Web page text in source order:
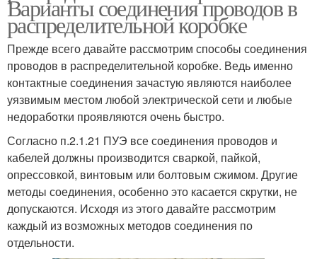
Варианты соединения проводов в
распределительной коробке
Прежде всего давайте рассмотрим способы соединения
проводов в распределительной коробке. Ведь именно
контактные соединения зачастую являются наиболее
уязвимым местом любой электрической сети и любые
недоработки проявляются очень быстро.
Согласно п.2.1.21 ПУЭ все соединения проводов и
кабелей должны производится сваркой, пайкой,
опрессовкой, винтовым или болтовым сжимом. Другие
методы соединения, особенно это касается скрутки, не
допускаются. Исходя из этого давайте рассмотрим
каждый из возможных методов соединения по
отдельности.